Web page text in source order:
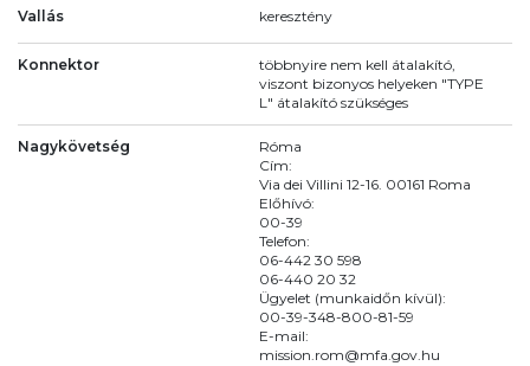
Vallás keresztény
Konnektor
többnyire nem kell átalakító,
viszont bizonyos helyeken "TYPE
L" átalakító szükséges
Nagykövetség
Róma
Cím:
Via dei Villini 12-16. 00161 Roma
Előhívó:
00-39
Telefon:
06-442 30 598
06-440 20 32
Ügyelet (munkaidőn kívül):
00-39-348-800-81-59
E-mail:
mission.rom@mfa.gov.hu